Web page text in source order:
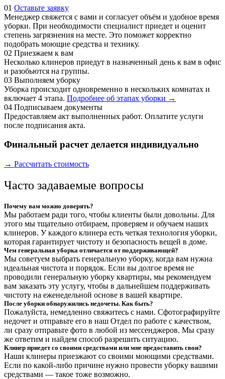
01 Оставьте заявку
Менеджер свяжется с вами и согласует объём и удобное время
уборки. При необходимости специалист приедет и оценит
степень загрязнения на месте. Это поможет корректно
подобрать моющие средства и технику.
02 Приезжаем к вам
Несколько клинеров приедут в назначенный день к вам в офис
и разобьются на группы.
03 Выполняем уборку
Уборка происходит одновременно в нескольких комнатах и
включает 4 этапа. Подробнее об этапах уборки →
04 Подписываем документы
Предоставляем акт выполненных работ. Оплатите услуги
после подписания акта.
Финальный расчет делается индивидуально
→ Рассчитать стоимость
Часто задаваемые вопросы
Почему вам можно доверять?
Мы работаем ради того, чтобы клиенты были довольны. Для
этого мы тщательно отбираем, проверяем и обучаем наших
клинеров. У каждого клинера есть четкая технология уборки,
которая гарантирует чистоту и безопасность вещей в доме.
Чем генеральная уборка отличается от поддерживающей?
Мы советуем выбрать генеральную уборку, когда вам нужна
идеальная чистота и порядок. Если вы долгое время не
проводили генеральную уборку квартиры, мы рекомендуем
вам заказать эту услугу, чтобы в дальнейшем поддерживать
чистоту на еженедельной основе в вашей квартире.
После уборки обнаружились недочеты. Как быть?
Пожалуйста, немедленно свяжитесь с нами. Сфотографируйте
недочет и отправьте его в наш Отдел по работе с качеством,
ли сразу отправьте фото в любой из мессенджеров. Мы сразу
же ответим и найдем способ разрешить ситуацию.
Клинер приедет со своими средствами или мне предоставить свои?
Наши клинеры приезжают со своими моющими средствами.
Если по какой-либо причине нужно провести уборку вашими
средствами — такое тоже возможно.